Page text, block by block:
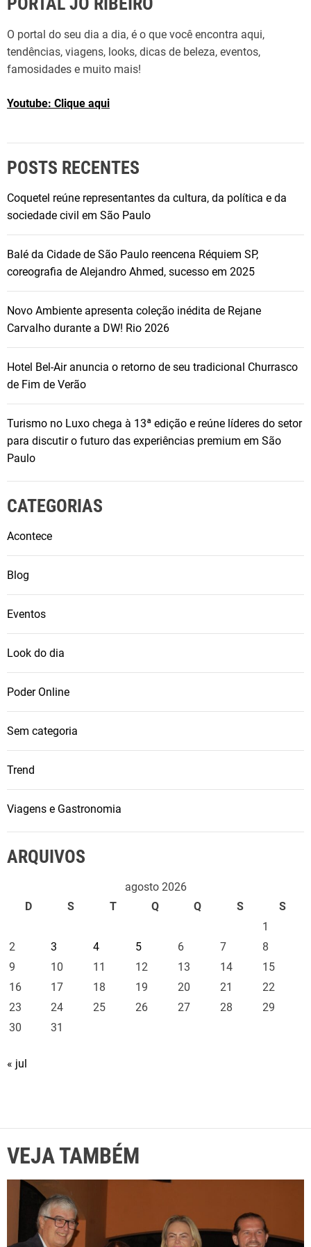
O portal do seu dia a dia, é o que você encontra aqui,
tendências, viagens, looks, dicas de beleza, eventos,
famosidades e muito mais!
Youtube: Clique aqui
POSTS RECENTES
Coquetel reúne representantes da cultura, da política e da
sociedade civil em São Paulo
Balé da Cidade de São Paulo reencena Réquiem SP,
coreografia de Alejandro Ahmed, sucesso em 2025
Novo Ambiente apresenta coleção inédita de Rejane
Carvalho durante a DW! Rio 2026
Hotel Bel-Air anuncia o retorno de seu tradicional Churrasco
de Fim de Verão
Turismo no Luxo chega à 13ª edição e reúne líderes do setor
para discutir o futuro das experiências premium em São
Paulo
CATEGORIAS
Acontece
Blog
Eventos
Look do dia
Poder Online
Sem categoria
Trend
Viagens e Gastronomia
ARQUIVOS
agosto 2026
D
S T Q Q S
S
1
2
3 4 5 6 7
8
9
10 11 12 13 14
15
16
17 18 19 20 21
22
23
24 25 26 27 28
29
30
31
« jul
VEJA TAMBÉM